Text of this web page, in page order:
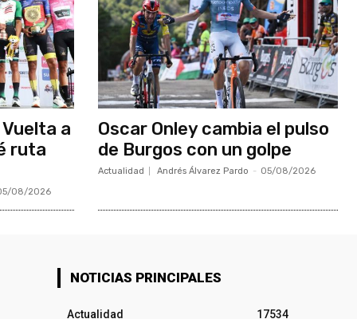
a
ruta
08/2026
Oscar Onley cambia el pulso
de Burgos con un golpe
Actualidad Andrés Álvarez Pardo - 05/08/2026
NOTICIAS PRINCIPALES
Actualidad 17534